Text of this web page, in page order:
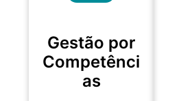
Gestão por
Competênci
as